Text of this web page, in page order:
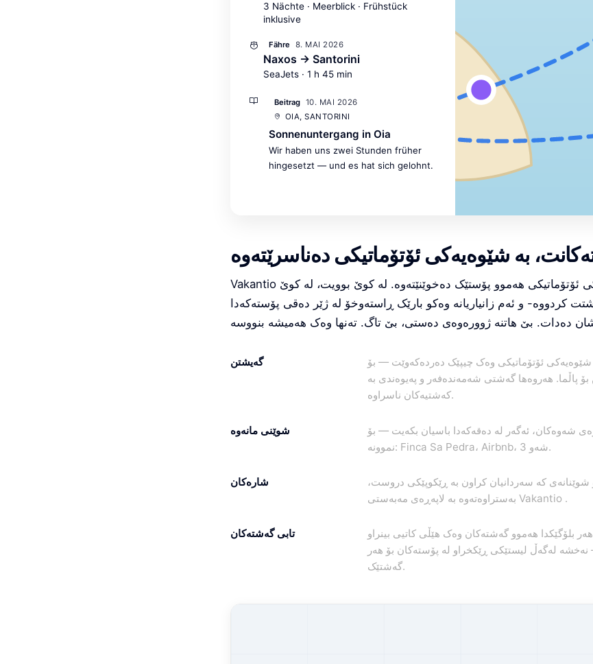
3 Nächte · Meerblick · Frühstück
inklusive
Fähre 8. MAI 2026
Naxos → Santorini
SeaJets · 1 h 45 min
Beitrag 10. MAI 2026
OIA, SANTORINI
Sonnenuntergang in Oia
Wir haben uns zwei Stunden früher
hingesetzt — und es hat sich gelohnt.
بە شێوەیەکی ئۆتۆماتیکی دەناسرێتەوە
Vakantio بە شێوەیەکی ئۆتۆماتیکی هەموو پۆستێک دەخوێنێتەوە. لە کوێ بوویت، لە کوێ
کردووە- و ئەم زانیاریانە وەکو بارێک ڕاستەوخۆ لە ژێر دەقی پۆستەکەدا
گەیشتن
ئۆتۆماتیکی وەک چیپێک دەردەکەوێت — بۆ
بۆ پاڵما. هەروەها گەشتی شەمەندەفەر و پەیوەندی بە
کەشتیەکان ناسراوە.
شوێنی مانەوە
شەوەکان، ئەگەر لە دەقەکەدا باسیان بکەیت — بۆ
نموونە: Finca Sa Pedra، Airbnb، 3 شەو.
شارەکان
شوێنانەی کە سەردانیان کراون بە ڕێکوپێکی دروست،
بەستراوەتەوە بە لاپەڕەی مەبەستی Vakantio .
تابی گەشتەکان
هەر بلۆگێکدا هەموو گەشتەکان وەک هێڵی کاتیی بینراو
لەگەڵ لیستێکی ڕێکخراو لە پۆستەکان بۆ هەر
گەشتێک.